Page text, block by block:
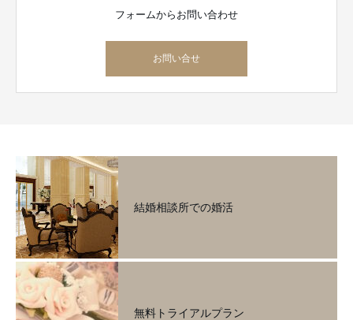
フォームからお問い合わせ
お問い合せ
結婚相談所での婚活
無料トライアルプラン